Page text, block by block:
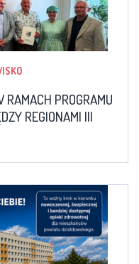
PROGRAMU
REGIONAMI III